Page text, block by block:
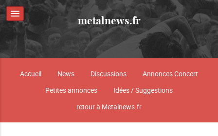
metalnews.fr
Accueil News Discussions
Annonces Concert
Petites annonces
Idées / Suggestions
retour à Metalnews.fr